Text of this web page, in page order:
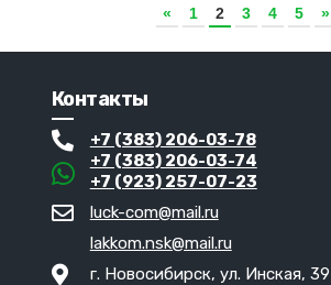
« 1 2 3 4 5 »
Контакты
+7 (383) 206-03-78
+7 (383) 206-03-74
+7 (923) 257-07-23
luck-com@mail.ru
lakkom.nsk@mail.ru
г. Новосибирск, ул. Инская, 39